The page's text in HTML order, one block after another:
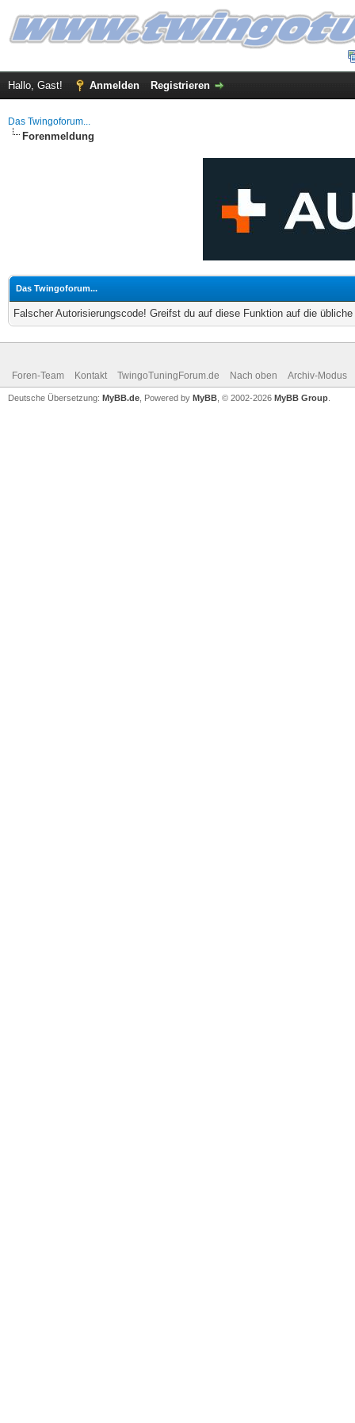
Hallo, Gast! Anmelden Registrieren
Das Twingoforum...
Forenmeldung
Das Twingoforum...
Falscher Autorisierungscode! Greifst du auf diese Funktion auf die
Foren-Team Kontakt TwingoTuningForum.de Nach oben Archiv-Modus
Deutsche Übersetzung: MyBB.de , Powered by MyBB , © 2002-2026 MyBB Group